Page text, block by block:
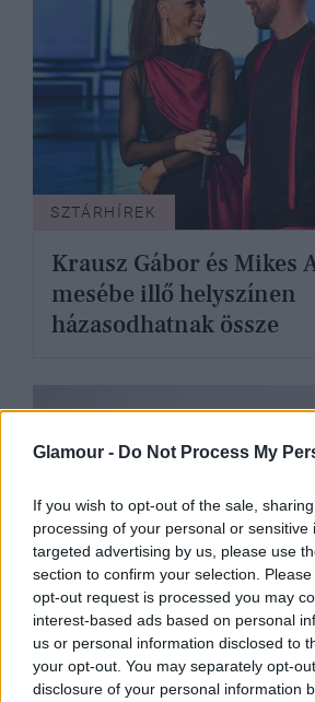
Glamour - Do Not Process My
If you wish to opt-out of the sale,
processing of your personal or sensitive
targeted advertising by us, please use
section to confirm your selection.
opt-out request is processed you may
interest-based ads based on personal
us or personal information disclosed to
your opt-out. You may separately opt-
disclosure of your personal information
SZTÁRHÍREK
Krausz Gábor és Mikes
mesébe illő helyszínen
házasodhatnak össze
SZTÁRHÍREK